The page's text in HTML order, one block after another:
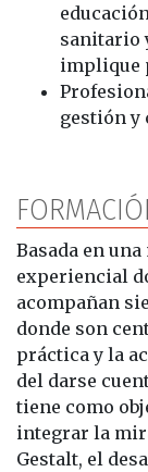
sanitario
implique
gestión y
Basada en
experiencial
acompañan
donde son
práctica y la
del darse
tiene como
integrar la
Gestalt, el